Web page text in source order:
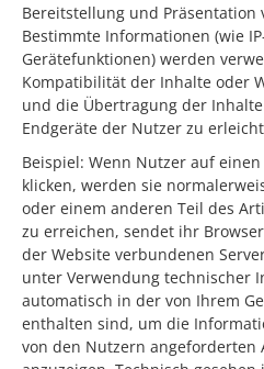
Bereitstellung und
Bestimmte Informationen (wie
Gerätefunktionen) werden
Kompatibilität der Inhalte oder
und die Übertragung der
Endgeräte der Nutzer zu
Beispiel: Wenn Nutzer auf
klicken, werden sie
oder einem anderen Teil des
zu erreichen, sendet ihr
der Website verbundenen
unter Verwendung technischer
automatisch in der von Ihrem
enthalten sind, um die
von den Nutzern angeforderten